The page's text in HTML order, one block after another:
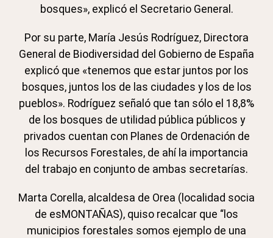
bosques», explicó el Secretario General.
Por su parte, María Jesús Rodríguez, Directora
General de Biodiversidad del Gobierno de España
explicó que «tenemos que estar juntos por los
bosques, juntos los de las ciudades y los de los
pueblos». Rodríguez señaló que tan sólo el 18,8%
de los bosques de utilidad pública públicos y
privados cuentan con Planes de Ordenación de
los Recursos Forestales, de ahí la importancia
del trabajo en conjunto de ambas secretarías.
Marta Corella, alcaldesa de Orea (localidad socia
de esMONTAÑAS), quiso recalcar que “los
municipios forestales somos ejemplo de una